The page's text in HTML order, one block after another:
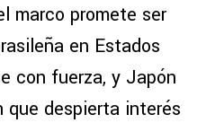
marco promete ser
en Estados
con fuerza, y Japón
que despierta interés